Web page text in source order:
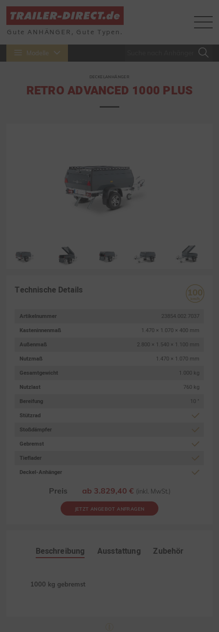
Gute ANHÄNGER, Gute Typen.
Modelle
DECKELANHÄNGER
RETRO ADVANCED 1000 PLUS
Technische Details
Artikelnummer
23854.002.7037
Kasteninnenmaß
1.470 × 1.070 × 400 mm
Außenmaß
2.800 × 1.540 × 1.100 mm
Nutzmaß
1.470 × 1.070 mm
Gesamtgewicht
1.000 kg
Nutzlast
760 kg
Bereifung
10 "
Stützrad
Stoßdämpfer
Gebremst
Tieflader
Deckel-Anhänger
Preis ab 3.829,40 € (inkl. MwSt.)
JETZT ANGEBOT ANFRAGEN
Beschreibung Ausstattung Zubehör
1000 kg gebremst